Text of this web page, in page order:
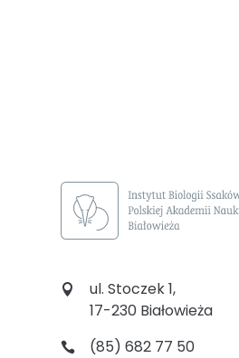
ul. Stoczek 1,
17-230 Białowieża
(85) 682 77 50